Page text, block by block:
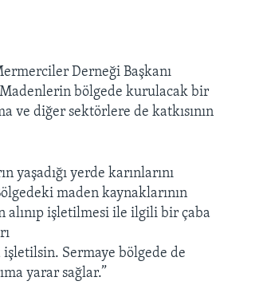
Derneği Başkanı
bölgede kurulacak bir
ve diğer sektörlere de katkısının
yaşadığı yerde karınlarını
maden kaynaklarının
alınıp işletilmesi ile ilgili bir çaba
Sermaye bölgede de
yarar sağlar.”